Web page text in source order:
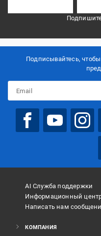
Подписывайтесь,
AI Служба поддержки
Информационный
Написать нам
КОМПАНИЯ